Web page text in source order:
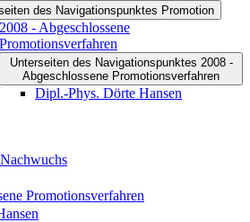
des Navigationspunktes Promotion
2008 - Abgeschlossene
Promotionsverfahren
Unterseiten des Navigationspunktes 2008 -
Abgeschlossene Promotionsverfahren
Dipl.-Phys. Dörte Hansen
Promotionsverfahren